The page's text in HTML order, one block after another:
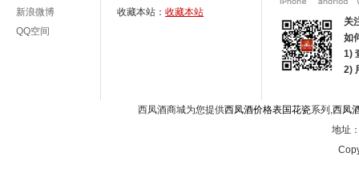
新浪微博
QQ空间
收藏本站： 收藏本站
关
如
1)
2)
西凤酒商城为您提供西凤酒价格表国花瓷系列,西凤
地址